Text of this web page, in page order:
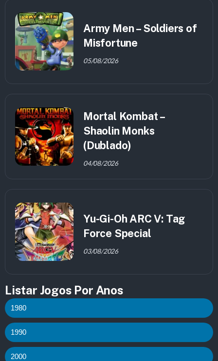
Army Men – Soldiers of
Misfortune
05/08/2026
Mortal Kombat –
Shaolin Monks
(Dublado)
04/08/2026
Yu-Gi-Oh ARC V: Tag
Force Special
03/08/2026
Listar Jogos Por Anos
1980
1990
2000